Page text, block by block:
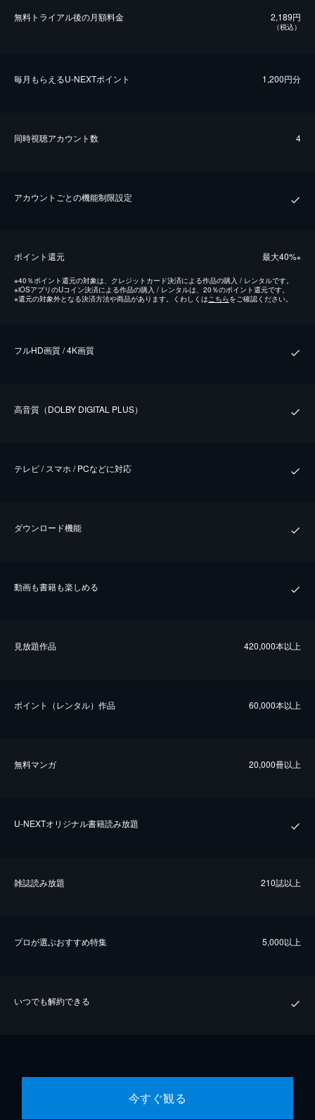
無料トライアル後の⽉額料金 2,189円
（税込）
毎⽉もらえるU-NEXTポイント 1,200円分
同時視聴アカウント数 4
アカウントごとの機能制限設定
ポイント還元 最⼤40%※
※40％ポイント還元の対象は、クレジットカード決済による作品の購入 / レンタルです。
※iOSアプリのUコイン決済による作品の購入 / レンタルは、20％のポイント還元です。
※還元の対象外となる決済方法や商品があります。くわしくはこちらをご確認ください。
フルHD画質 / 4K画質
⾼⾳質（DOLBY DIGITAL PLUS）
テレビ / スマホ / PCなどに対応
ダウンロード機能
動画も書籍も楽しめる
⾒放題作品 420,000本以上
ポイント（レンタル）作品 60,000本以上
無料マンガ 20,000冊以上
U-NEXTオリジナル書籍読み放題
雑誌読み放題 210誌以上
プロが選ぶおすすめ特集 5,000以上
いつでも解約できる
今すぐ観る